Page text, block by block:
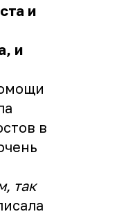
и
и
в
так